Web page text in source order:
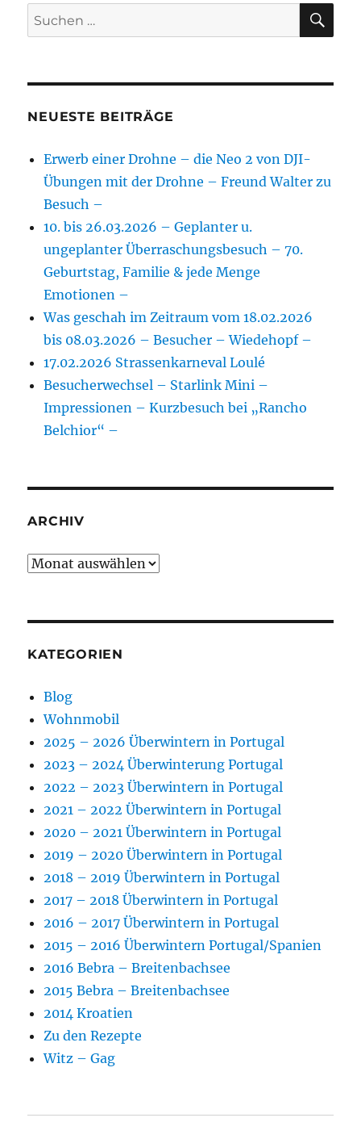
Suchen
nach:
NEUESTE BEITRÄGE
Erwerb einer Drohne – die Neo 2 von DJI-
Übungen mit der Drohne – Freund Walter zu
Besuch –
10. bis 26.03.2026 – Geplanter u.
ungeplanter Überraschungsbesuch – 70.
Geburtstag, Familie & jede Menge
Emotionen –
Was geschah im Zeitraum vom 18.02.2026
bis 08.03.2026 – Besucher – Wiedehopf –
17.02.2026 Strassenkarneval Loulé
Besucherwechsel – Starlink Mini –
Impressionen – Kurzbesuch bei „Rancho
Belchior“ –
ARCHIV
Archiv
KATEGORIEN
Blog
Wohnmobil
2025 – 2026 Überwintern in Portugal
2023 – 2024 Überwinterung Portugal
2022 – 2023 Überwintern in Portugal
2021 – 2022 Überwintern in Portugal
2020 – 2021 Überwintern in Portugal
2019 – 2020 Überwintern in Portugal
2018 – 2019 Überwintern in Portugal
2017 – 2018 Überwintern in Portugal
2016 – 2017 Überwintern in Portugal
2015 – 2016 Überwintern Portugal/Spanien
2016 Bebra – Breitenbachsee
2015 Bebra – Breitenbachsee
2014 Kroatien
Zu den Rezepte
Witz – Gag